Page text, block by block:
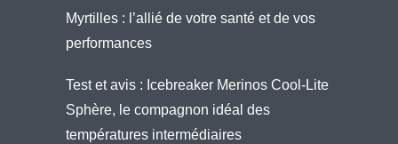
Myrtilles : l’allié de votre santé et de vos
performances
Test et avis : Icebreaker Merinos Cool-Lite
Sphère, le compagnon idéal des
températures intermédiaires